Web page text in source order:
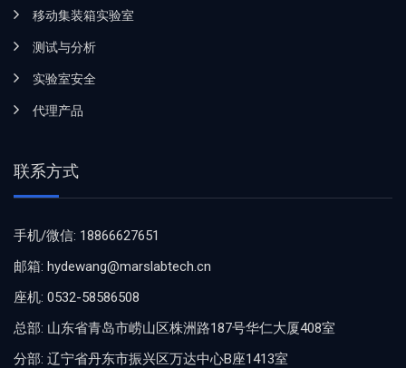
移动集装箱实验室
测试与分析
实验室安全
代理产品
联系方式
手机/微信: 18866627651
邮箱: hydewang@marslabtech.cn
座机: 0532-58586508
总部: 山东省青岛市崂山区株洲路187号华仁大厦408室
分部: 辽宁省丹东市振兴区万达中心B座1413室